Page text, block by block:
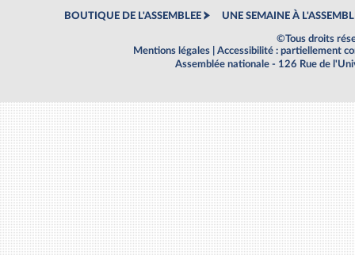
BOUTIQUE DE L'ASSEMBLEE UNE SEMAINE À
©Tous droits
Mentions légales
Accessibilité : partiellement
Assemblée nationale - 126 Rue de